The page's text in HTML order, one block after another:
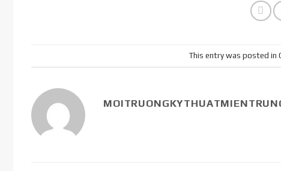
This entry was posted in